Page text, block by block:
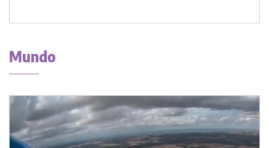
Mundo